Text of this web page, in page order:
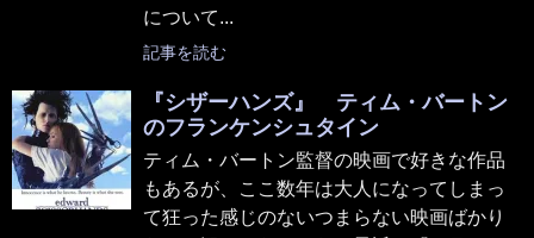
について...
記事を読む
『シザーハンズ』 ティム・バートン
のフランケンシュタイン
ティム・バートン監督の映画で好きな作品
もあるが、ここ数年は大人になってしまっ
て狂った感じのないつまらない映画ばかり